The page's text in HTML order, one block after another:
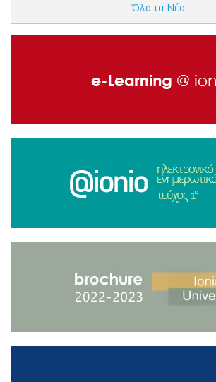
Όλα τα Νέα